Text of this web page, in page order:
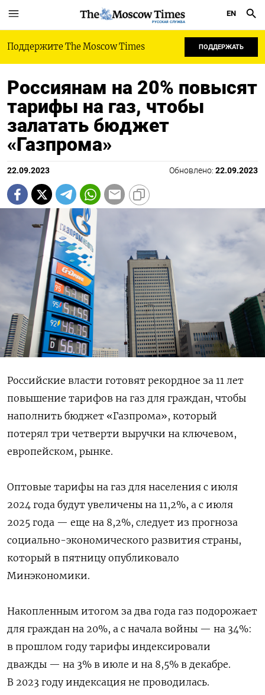
РУССКАЯ СЛУЖБА
EN
Поддержите The Moscow Times ПОДДЕРЖАТЬ
Россиянам на 20% повысят
тарифы на газ, чтобы
залатать бюджет
«Газпрома»
22.09.2023 Обновлено: 22.09.2023
Российские власти готовят рекордное за 11 лет
повышение тарифов на газ для граждан, чтобы
наполнить бюджет «Газпрома», который
потерял три четверти выручки на ключевом,
европейском, рынке.
Оптовые тарифы на газ для населения с июля
2024 года будут увеличены на 11,2%, а с июля
2025 года — еще на 8,2%, следует из прогноза
социально-экономического развития страны,
который в пятницу опубликовало
Минэкономики.
Накопленным итогом за два года газ подорожает
для граждан на 20%, а с начала войны — на 34%:
в прошлом году тарифы индексировали
дважды — на 3% в июле и на 8,5% в декабре.
В 2023 году индексация не проводилась.